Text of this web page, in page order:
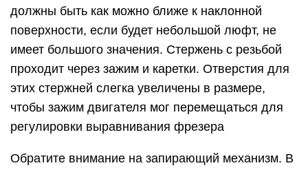
должны быть как можно ближе к наклонной
поверхности, если будет небольшой люфт, не
имеет большого значения. Стержень с резьбой
проходит через зажим и каретки. Отверстия для
этих стержней слегка увеличены в размере,
чтобы зажим двигателя мог перемещаться для
регулировки выравнивания фрезера
Обратите внимание на запирающий механизм. В